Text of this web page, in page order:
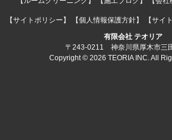
【サイトポリシー】 【個人情報保護方針】 【サイ
有限会社 テオリア
〒243-0211 神奈川県厚木市三
Copyright © 2026 TEORIA INC. All